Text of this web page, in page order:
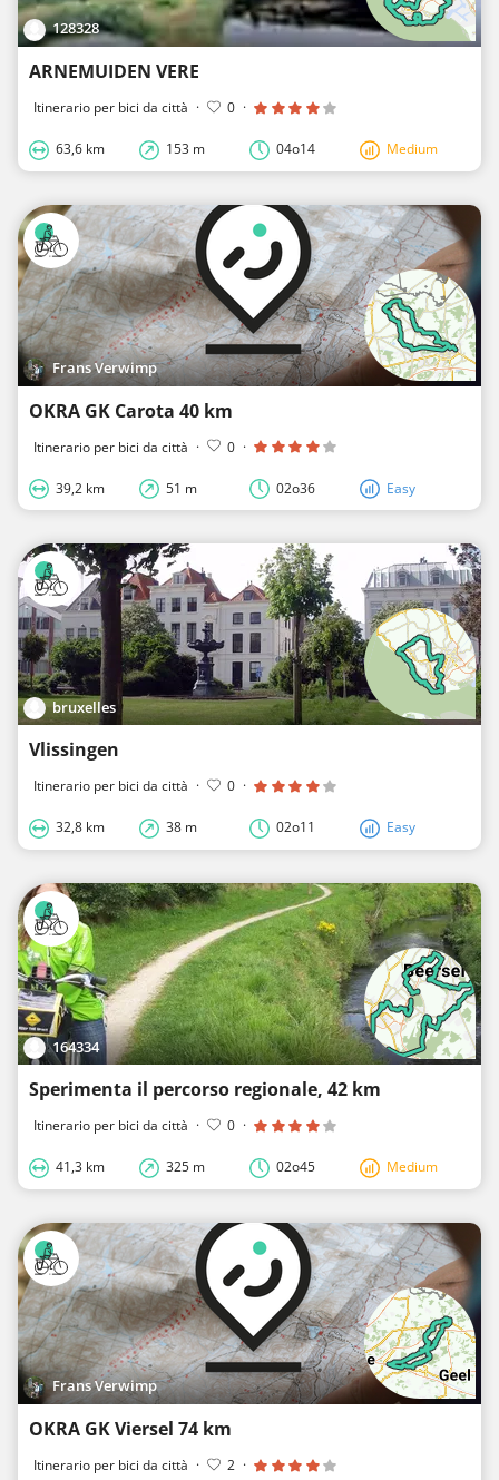
128328
ARNEMUIDEN VERE
Itinerario per bici da città · 0 ·
63,6 km 153 m 04o14 Medium
Frans Verwimp
OKRA GK Carota 40 km
Itinerario per bici da città · 0 ·
39,2 km 51 m 02o36 Easy
bruxelles
Vlissingen
Itinerario per bici da città · 0 ·
32,8 km 38 m 02o11 Easy
164334
Sperimenta il percorso regionale, 42 km
Itinerario per bici da città · 0 ·
41,3 km 325 m 02o45 Medium
Frans Verwimp
OKRA GK Viersel 74 km
Itinerario per bici da città · 2 ·